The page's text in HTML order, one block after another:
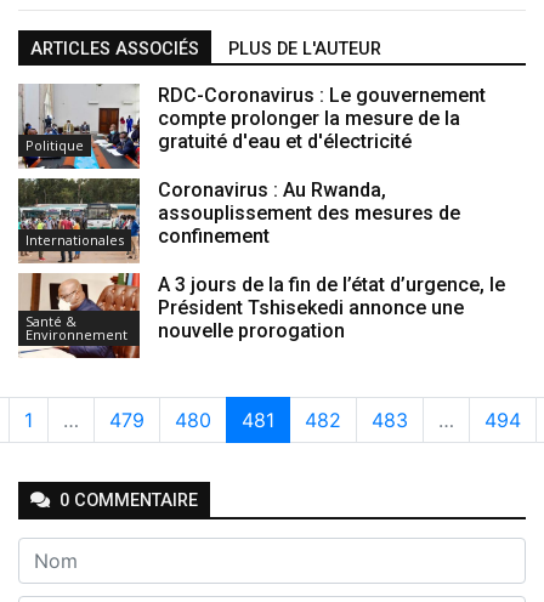
ARTICLES ASSOCIÉS PLUS DE L'AUTEUR
Politique
RDC-Coronavirus : Le gouvernement
compte prolonger la mesure de la
gratuité d'eau et d'électricité
Internationales
Coronavirus : Au Rwanda,
assouplissement des mesures de
confinement
Santé &
Environnement
A 3 jours de la fin de l’état d’urgence, le
Président Tshisekedi annonce une
nouvelle prorogation
1 … 479 480 481 482 483 … 494
0 COMMENTAIRE